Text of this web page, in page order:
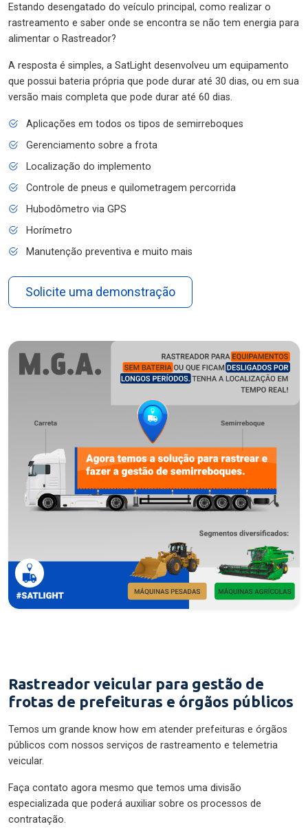
Estando desengatado do veículo principal, como realizar o
rastreamento e saber onde se encontra se não tem energia para
alimentar o Rastreador?
A resposta é simples, a SatLight desenvolveu um equipamento
que possui bateria própria que pode durar até 30 dias, ou em sua
versão mais completa que pode durar até 60 dias.
Aplicações em todos os tipos de semirreboques
Gerenciamento sobre a frota
Localização do implemento
Controle de pneus e quilometragem percorrida
Hubodômetro via GPS
Horímetro
Manutenção preventiva e muito mais
Solicite uma demonstração
Rastreador veicular para gestão de
frotas de prefeituras e órgãos públicos
Temos um grande know how em atender prefeituras e órgãos
públicos com nossos serviços de rastreamento e telemetria
veicular.
Faça contato agora mesmo que temos uma divisão
especializada que poderá auxiliar sobre os processos de
contratação.